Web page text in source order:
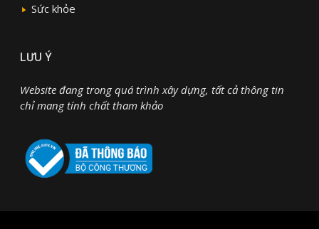
Sức khỏe
LƯU Ý
Website đang trong quá trình xây dựng, tất cả thông tin
chỉ mang tính chất tham khảo